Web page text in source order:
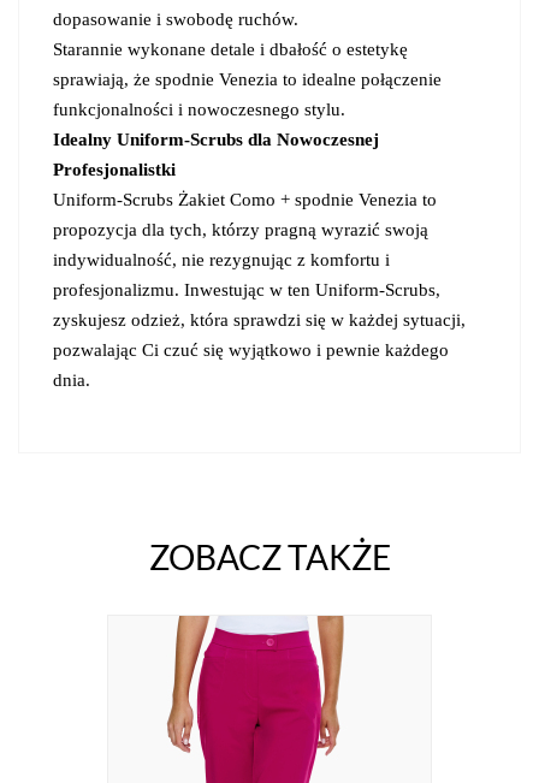
dopasowanie i swobodę ruchów.
Starannie wykonane detale i dbałość o estetykę
sprawiają, że spodnie Venezia to idealne połączenie
funkcjonalności i nowoczesnego stylu.
Idealny Uniform-Scrubs dla Nowoczesnej
Profesjonalistki
Uniform-Scrubs Żakiet Como + spodnie Venezia to
propozycja dla tych, którzy pragną wyrazić swoją
indywidualność, nie rezygnując z komfortu i
profesjonalizmu. Inwestując w ten Uniform-Scrubs,
zyskujesz odzież, która sprawdzi się w każdej sytuacji,
pozwalając Ci czuć się wyjątkowo i pewnie każdego
dnia.
ZOBACZ TAKŻE